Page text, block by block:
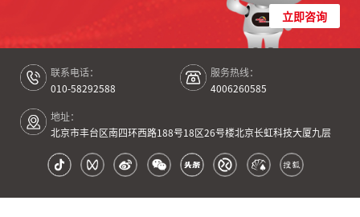
立即咨询
联系电话：
010-58292588
服务热线：
4006260585
地址：
北京市丰台区南四环西路188号18区26号楼北京长虹科技大厦九层